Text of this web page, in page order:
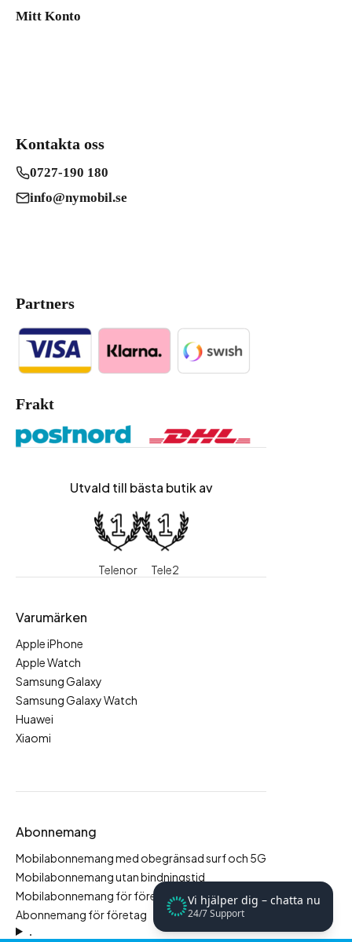
Mitt Konto
Vi hjälper dig – chatta nu
24/7 Support
Kontakta oss
0727-190 180
info@nymobil.se
Partners
Frakt
Utvald till bästa butik av
Telenor Tele2
Varumärken
Apple iPhone
Apple Watch
Samsung Galaxy
Samsung Galaxy Watch
Huawei
Xiaomi
Abonnemang
Mobilabonnemang med obegränsad surf och 5G
Mobilabonnemang utan bindningstid
Mobilabonnemang för företag
Abonnemang för företag
.